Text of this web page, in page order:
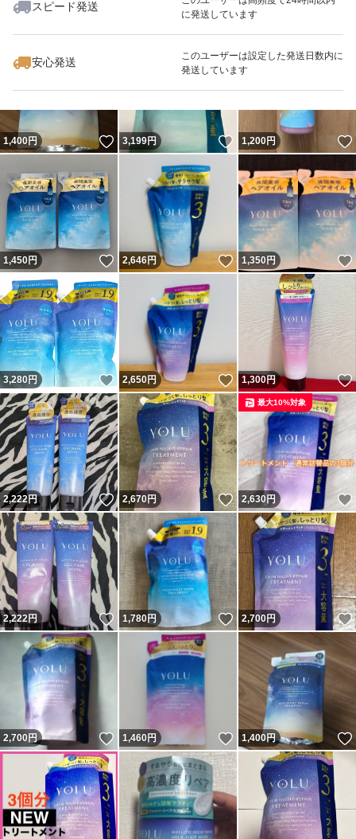
スピード発送
に発送しています
安心発送
このユーザーは設定した発送日数内に
発送しています
いいね！
1,549
1,400円 いいね！
3,199円 いいね！
1,200円
1,450円 いいね！
2,646円 いいね！
1,350円
3,280円 いいね！
2,650円 いいね！
1,300円
2,222円 いいね！
2,670円 いいね！
2,630円
最大10%対象
2,222円 いいね！
1,780円 いいね！
2,700円
2,700円 いいね！
1,460円 いいね！
1,400円